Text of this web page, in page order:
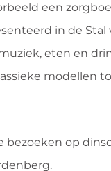
een
in de
eten en
modellen
bezoeken op